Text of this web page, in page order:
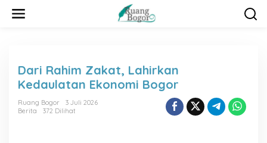
Dari Rahim Zakat, Lahirkan
Kedaulatan Ekonomi Bogor
Ruang Bogor
3 Juli 2026
Berita
372 Dilihat